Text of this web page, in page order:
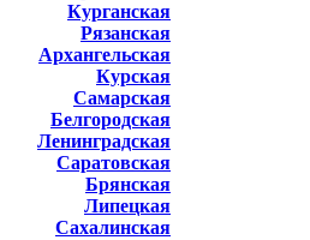
Курганская
Рязанская
Архангельская
Курская
Самарская
Белгородская
Ленинградская
Саратовская
Брянская
Липецкая
Сахалинская